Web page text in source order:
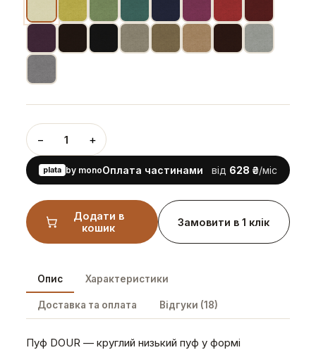
− 1 +
plata by monoОплата частинами від 628 ₴/міс
Додати в
кошик
Замовити в 1 клік
Опис Характеристики
Доставка та оплата Відгуки (18)
Пуф DOUR — круглий низький пуф у формі